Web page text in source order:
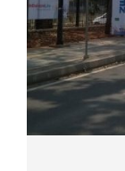
Contact